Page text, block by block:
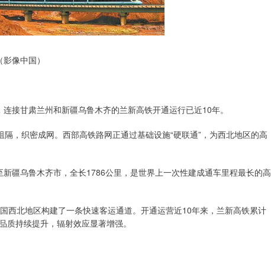
像中国）
接甘肃兰州和新疆乌鲁木齐的兰新高铁开通运行已近10年。
，织密成网。西部高铁路网正通过基础设施“硬联通”，为西北地区的高
疆乌鲁木齐市，全长1786公里，是世界上一次性建成通车里程最长的高
西北地区构建了一条快速客运通道。开通运营近10年来，兰新高铁累计
持续提升，辐射效应显著增强。